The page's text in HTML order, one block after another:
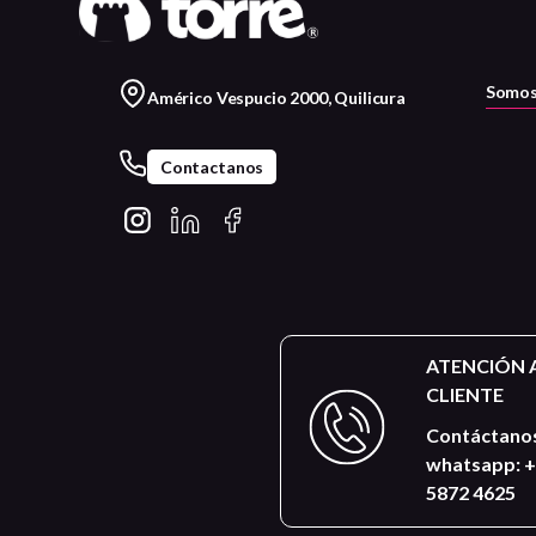
Américo Vespucio 2000, Quilicura
Contactanos
ATENCIÓN
CLIENTE
whatsapp:
5872 4625